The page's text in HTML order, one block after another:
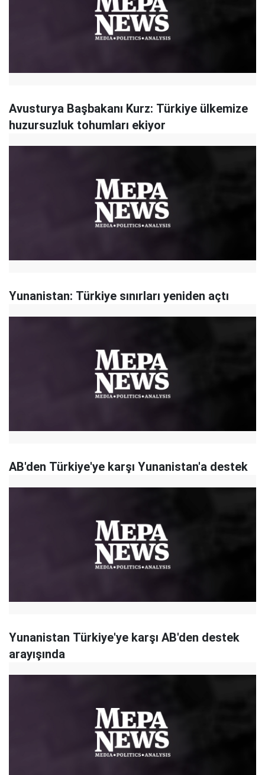
Avusturya Başbakanı Kurz: Türkiye ülkemize
huzursuzluk tohumları ekiyor
Yunanistan: Türkiye sınırları yeniden açtı
AB'den Türkiye'ye karşı Yunanistan'a destek
Yunanistan Türkiye'ye karşı AB'den destek
arayışında